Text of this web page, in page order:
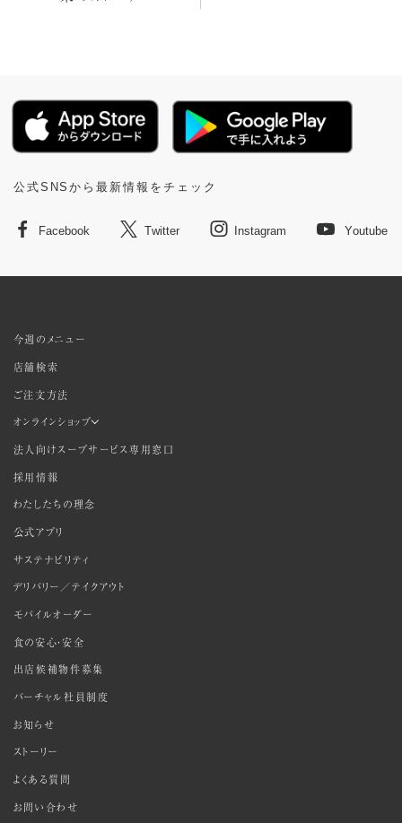
公式SNSから最新情報をチェック
Facebook Twitter Instagram Youtube
今週のメニュー
店舗検索
ご注文方法
オンラインショップ
法人向けスープサービス専用窓口
採用情報
わたしたちの理念
公式アプリ
サステナビリティ
デリバリー／テイクアウト
モバイルオーダー
食の安心・安全
出店候補物件募集
バーチャル社員制度
お知らせ
ストーリー
よくある質問
お問い合わせ